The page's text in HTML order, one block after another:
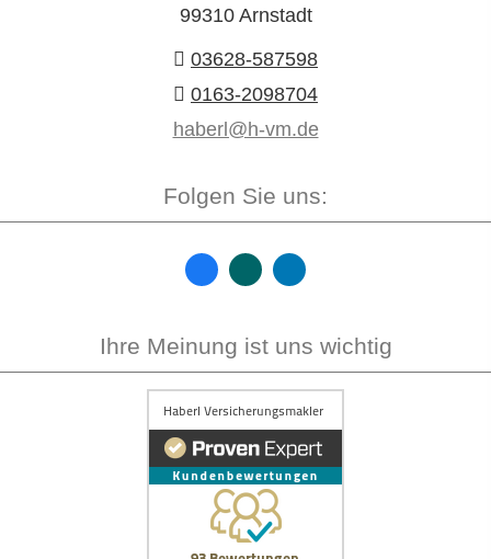
99310 Arnstadt
03628-587598
0163-2098704
haberl@h-vm.de
Folgen Sie uns:
Ihre Meinung ist uns wichtig